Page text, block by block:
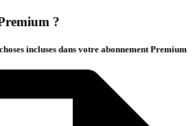
?
incluses dans votre abonnement Premium